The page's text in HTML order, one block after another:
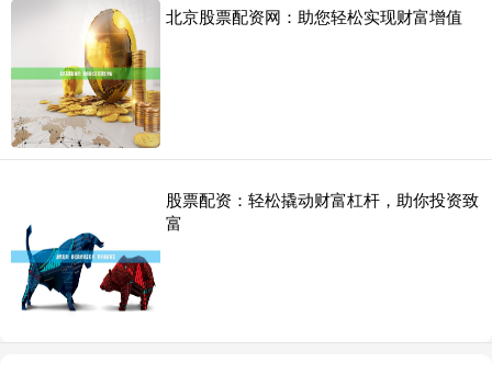
北京股票配资网：助您轻松实现财富增值
股票配资：轻松撬动财富杠杆，助你投资致
富